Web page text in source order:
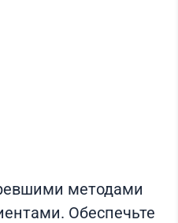
методами
Обеспечьте